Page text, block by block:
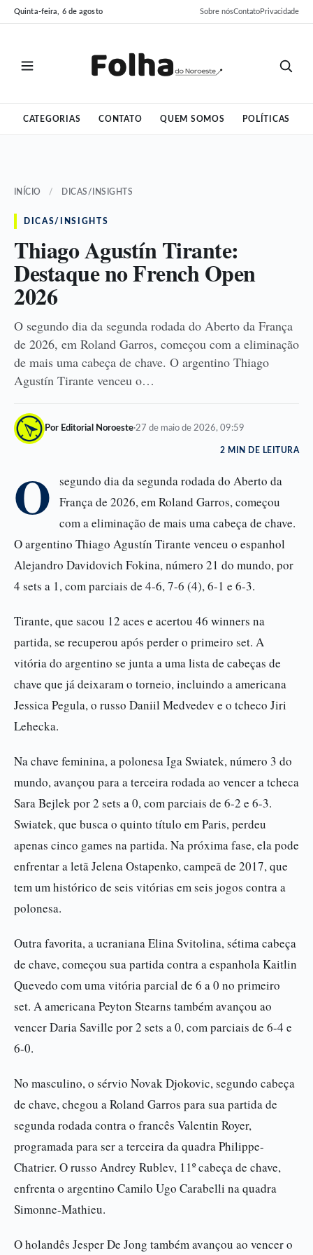
Pular
para
Pular
para
Quinta-feira, 6 de agosto Sobre nósContatoPrivacidade
CATEGORIAS CONTATO QUEM SOMOS POLÍTICAS
INÍCIO / DICAS/INSIGHTS
DICAS/INSIGHTS
Thiago Agustín Tirante:
Destaque no French Open
2026
O segundo dia da segunda rodada do Aberto da França
de 2026, em Roland Garros, começou com a eliminação
de mais uma cabeça de chave. O argentino Thiago
Agustín Tirante venceu o…
Por Editorial Noroeste·27 de maio de 2026, 09:59
2 MIN DE LEITURA
O
segundo dia da segunda rodada do Aberto da
França de 2026, em Roland Garros, começou
com a eliminação de mais uma cabeça de chave.
O argentino Thiago Agustín Tirante venceu o espanhol
Alejandro Davidovich Fokina, número 21 do mundo, por
4 sets a 1, com parciais de 4-6, 7-6 (4), 6-1 e 6-3.
Tirante, que sacou 12 aces e acertou 46 winners na
partida, se recuperou após perder o primeiro set. A
vitória do argentino se junta a uma lista de cabeças de
chave que já deixaram o torneio, incluindo a americana
Jessica Pegula, o russo Daniil Medvedev e o tcheco Jiri
Lehecka.
Na chave feminina, a polonesa Iga Swiatek, número 3 do
mundo, avançou para a terceira rodada ao vencer a tcheca
Sara Bejlek por 2 sets a 0, com parciais de 6-2 e 6-3.
Swiatek, que busca o quinto título em Paris, perdeu
apenas cinco games na partida. Na próxima fase, ela pode
enfrentar a letã Jelena Ostapenko, campeã de 2017, que
tem um histórico de seis vitórias em seis jogos contra a
polonesa.
Outra favorita, a ucraniana Elina Svitolina, sétima cabeça
de chave, começou sua partida contra a espanhola Kaitlin
Quevedo com uma vitória parcial de 6 a 0 no primeiro
set. A americana Peyton Stearns também avançou ao
vencer Daria Saville por 2 sets a 0, com parciais de 6-4 e
6-0.
No masculino, o sérvio Novak Djokovic, segundo cabeça
de chave, chegou a Roland Garros para sua partida de
segunda rodada contra o francês Valentin Royer,
programada para ser a terceira da quadra Philippe-
Chatrier. O russo Andrey Rublev, 11º cabeça de chave,
enfrenta o argentino Camilo Ugo Carabelli na quadra
Simonne-Mathieu.
O holandês Jesper De Jong também avançou ao vencer o